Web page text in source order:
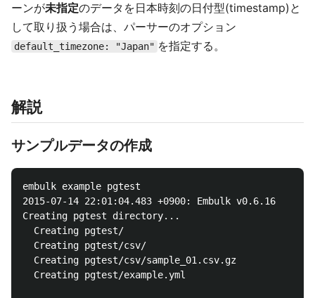
ーンが未指定のデータを日本時刻の日付型(timestamp)と
して取り扱う場合は、パーサーのオプション
default_timezone: "Japan" を指定する。
解説
サンプルデータの作成
embulk example pgtest
2015-07-14 22:01:04.483 +0900: Embulk v0.6.16
Creating pgtest directory...
  Creating pgtest/
  Creating pgtest/csv/
  Creating pgtest/csv/sample_01.csv.gz
  Creating pgtest/example.yml